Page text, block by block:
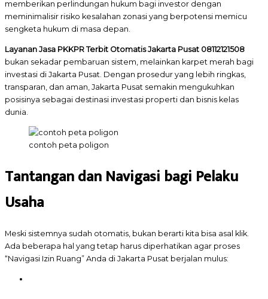
memberikan perlindungan hukum bagi investor dengan
meminimalisir risiko kesalahan zonasi yang berpotensi memicu
sengketa hukum di masa depan.
Layanan Jasa PKKPR Terbit Otomatis Jakarta Pusat 08112121508
bukan sekadar pembaruan sistem, melainkan karpet merah bagi
investasi di Jakarta Pusat. Dengan prosedur yang lebih ringkas,
transparan, dan aman, Jakarta Pusat semakin mengukuhkan
posisinya sebagai destinasi investasi properti dan bisnis kelas
dunia.
contoh peta poligon
Tantangan dan Navigasi bagi Pelaku
Usaha
Meski sistemnya sudah otomatis, bukan berarti kita bisa asal klik.
Ada beberapa hal yang tetap harus diperhatikan agar proses
“Navigasi Izin Ruang” Anda di Jakarta Pusat berjalan mulus: